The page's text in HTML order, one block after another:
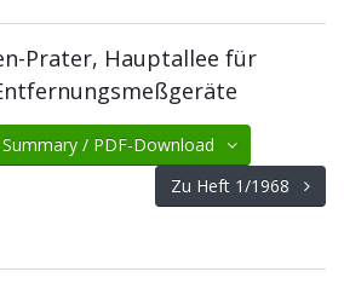
Prater, Hauptallee für
Summary / PDF-Download
Zu Heft 1/1968